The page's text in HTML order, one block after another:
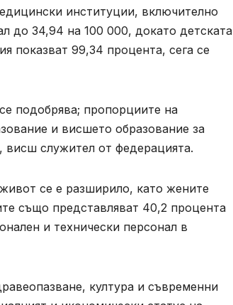
институции, включително
до 34,94 на 100 000, докато детската
показват 99,34 процента, сега се
подобрява; пропорциите на
и висшето образование за
висш служител от федерацията.
се е разширило, като жените
също представляват 40,2 процента
и технически персонал в
култура и съвременни